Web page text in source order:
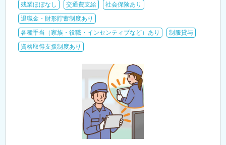
残業ほぼなし
交通費支給
社会保険あり
退職金・財形貯蓄制度あり
各種手当（家族・役職・インセンティブなど）あり
制服貸与
資格取得支援制度あり